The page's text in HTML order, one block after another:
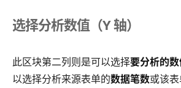
选择分析数值（Y 轴）
此区块第二列则是可以选择要分析的数
以选择分析来源表单的数据笔数或该